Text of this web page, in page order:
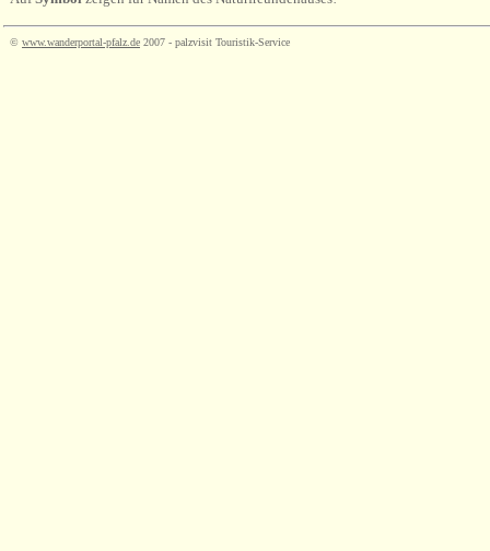
© www.wanderportal-pfalz.de 2007 - palzvisit Touristik-Service